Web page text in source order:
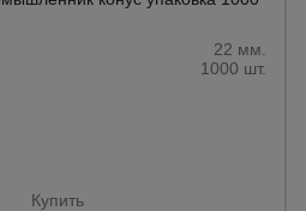
22 мм.
1000 шт.
Купить